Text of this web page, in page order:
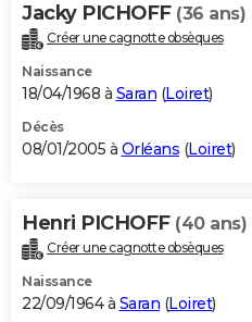
Jacky PICHOFF (36 ans)
Créer une cagnotte obsèques
Naissance
18/04/1968 à Saran (Loiret)
Décès
08/01/2005 à Orléans (Loiret)
Henri PICHOFF (40 ans)
Créer une cagnotte obsèques
Naissance
22/09/1964 à Saran (Loiret)